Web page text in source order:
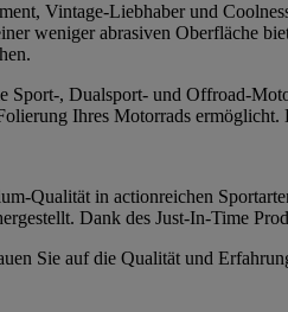
Vintage-Liebhaber und
weniger abrasiven Oberfläche
, Dualsport- und Offroad-
Ihres Motorrads
Qualität in actionreichen
Dank des Just-In-Time
Sie auf die Qualität und